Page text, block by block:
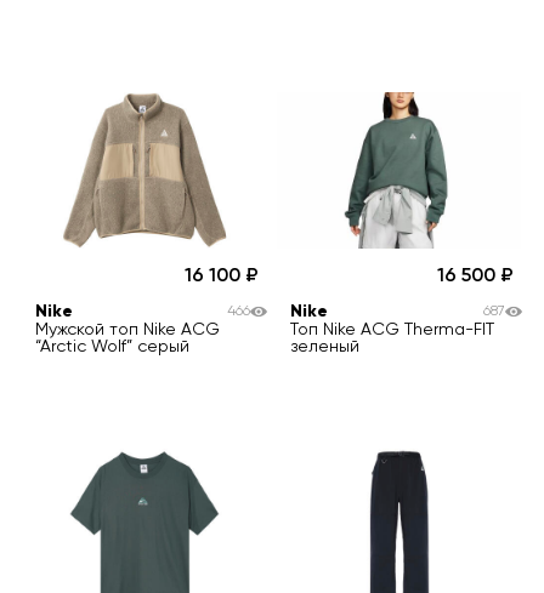
16 100
Nike
Мужской топ Nike ACG
“Arctic Wolf” серый
466
16 500
Nike
Топ Nike ACG Therma-FIT
зеленый
687